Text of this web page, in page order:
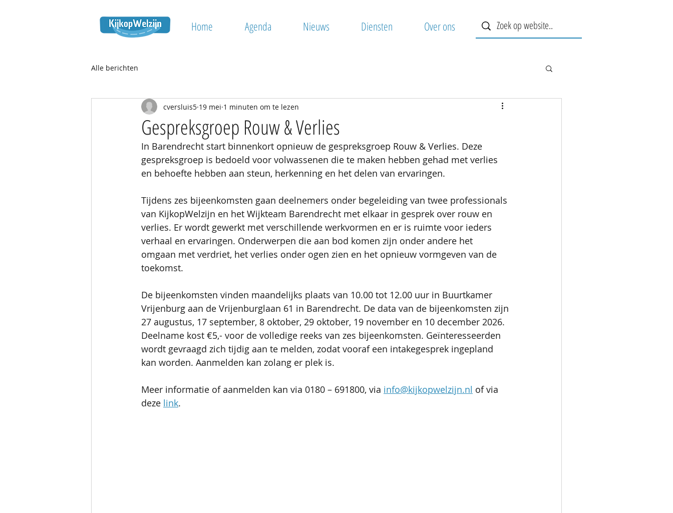
Home Agenda Nieuws Diensten Over ons
Alle berichten
Gespreksgroep Rouw & Verlies
cversluis5 19 mei 1 minuten om te lezen
In Barendrecht start binnenkort opnieuw de gespreksgroep Rouw & Verlies. Deze
gespreksgroep is bedoeld voor volwassenen die te maken hebben gehad met verlies
en behoefte hebben aan steun, herkenning en het delen van ervaringen.
Tijdens zes bijeenkomsten gaan deelnemers onder begeleiding van twee professionals
van KijkopWelzijn en het Wijkteam Barendrecht met elkaar in gesprek over rouw en
verlies. Er wordt gewerkt met verschillende werkvormen en er is ruimte voor ieders
verhaal en ervaringen. Onderwerpen die aan bod komen zijn onder andere het
omgaan met verdriet, het verlies onder ogen zien en het opnieuw vormgeven van de
toekomst.
De bijeenkomsten vinden maandelijks plaats van 10.00 tot 12.00 uur in Buurtkamer
Vrijenburg aan de Vrijenburglaan 61 in Barendrecht. De data van de bijeenkomsten zijn
27 augustus, 17 september, 8 oktober, 29 oktober, 19 november en 10 december 2026.
Deelname kost €5,- voor de volledige reeks van zes bijeenkomsten. Geïnteresseerden
wordt gevraagd zich tijdig aan te melden, zodat vooraf een intakegesprek ingepland
kan worden. Aanmelden kan zolang er plek is.
Meer informatie of aanmelden kan via 0180 – 691800, via info@kijkopwelzijn.nl of via
deze link.